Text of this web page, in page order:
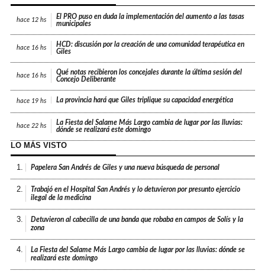
hace 12 hs
El PRO puso en duda la implementación del aumento a las tasas
municipales
hace 16 hs
HCD: discusión por la creación de una comunidad terapéutica en
Giles
hace 16 hs
Qué notas recibieron los concejales durante la última sesión del
Concejo Deliberante
hace 19 hs La provincia hará que Giles triplique su capacidad energética
hace 22 hs
La Fiesta del Salame Más Largo cambia de lugar por las lluvias:
dónde se realizará este domingo
LO MÁS VISTO
1. Papelera San Andrés de Giles y una nueva búsqueda de personal
2.
Trabajó en el Hospital San Andrés y lo detuvieron por presunto ejercicio
ilegal de la medicina
3.
Detuvieron al cabecilla de una banda que robaba en campos de Solís y la
zona
4.
La Fiesta del Salame Más Largo cambia de lugar por las lluvias: dónde se
realizará este domingo